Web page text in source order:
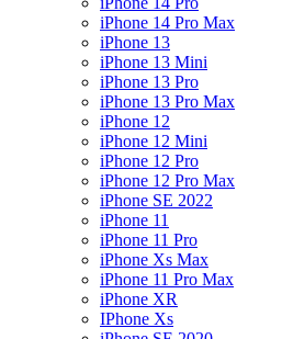
iPhone 14 Pro Max
iPhone 13
iPhone 13 Mini
iPhone 13 Pro
iPhone 13 Pro Max
iPhone 12
iPhone 12 Mini
iPhone 12 Pro
iPhone 12 Pro Max
iPhone SE 2022
iPhone 11
iPhone 11 Pro
iPhone Xs Max
iPhone 11 Pro Max
iPhone XR
IPhone Xs